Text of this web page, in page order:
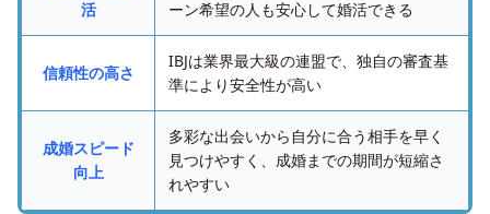
活
ーン希望の人も安心して婚活できる
信頼性の高さ
IBJは業界最大級の連盟で、独自の審査基
準により安全性が高い
成婚スピード
向上
多彩な出会いから自分に合う相手を早く
見つけやすく、成婚までの期間が短縮さ
れやすい